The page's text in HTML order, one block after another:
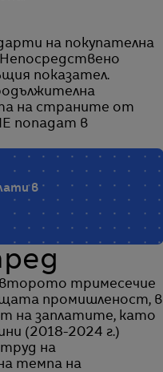
на покупателна
показател.
на страните от
попадат в
в
второто тримесечие
промишленост, в
на заплатите, като
(2018-2024 г.)
на
темпа на